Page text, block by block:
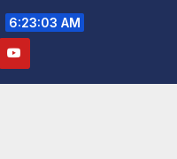
6:23:04 AM